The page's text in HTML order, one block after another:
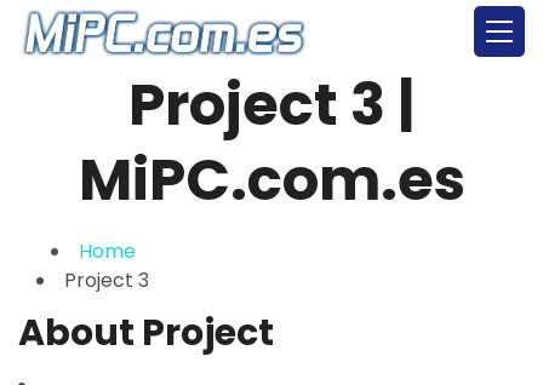
Project 3 |
MiPC.com.es
Home
Project 3
About Project